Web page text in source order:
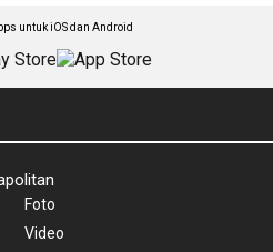
untuk iOS dan Android
Foto
Video